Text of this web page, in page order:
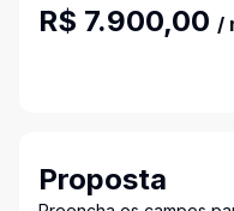
R$ 7.900,00 /
Proposta